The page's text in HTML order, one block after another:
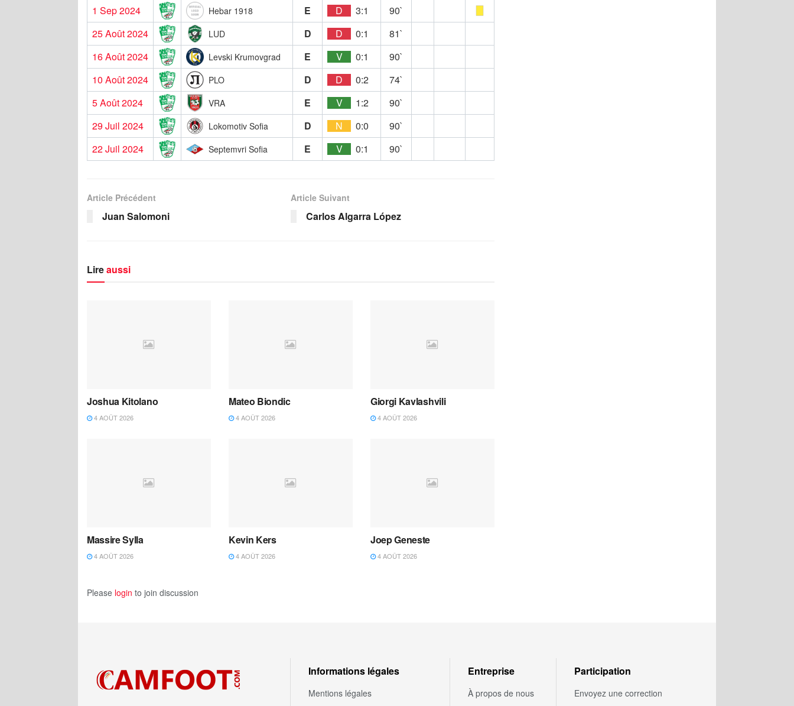
1 Sep 2024
Hebar 1918 E D 3:1
90`
25 Août 2024
LUD D D 0:1
81`
16 Août 2024
Levski Krumovgrad E V 0:1
90`
10 Août 2024
PLO D D 0:2
74`
5 Août 2024
VRA E V 1:2
90`
29 Juil 2024
Lokomotiv Sofia D N 0:0
90`
22 Juil 2024
Septemvri Sofia E V 0:1 90`
Article Précédent
Juan Salomoni
Article Suivant
Carlos Algarra López
Lireaussi
Joshua Kitolano
4 AOÛT 2026
Mateo Biondic
4 AOÛT 2026
Giorgi Kavlashvili
4 AOÛT 2026
Massire Sylla
4 AOÛT 2026
Kevin Kers
4 AOÛT 2026
Joep Geneste
4 AOÛT 2026
Please login to join discussion
Informations légales
Mentions légales
Entreprise
À propos de nous
Participation
Envoyez une correction